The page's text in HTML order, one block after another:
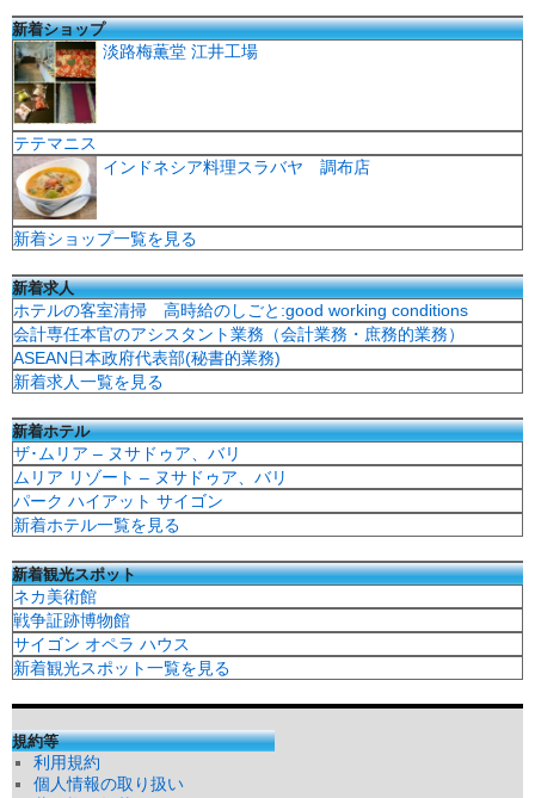
新着ショップ
淡路梅薫堂 江井工場
テテマニス
インドネシア料理スラバヤ 調布店
新着ショップ一覧を見る
新着求人
ホテルの客室清掃 高時給のしごと:good working conditions
会計専任本官のアシスタント業務（会計業務・庶務的業務）
ASEAN日本政府代表部(秘書的業務)
新着求人一覧を見る
新着ホテル
ザ･ムリア – ヌサドゥア、バリ
ムリア リゾート – ヌサドゥア、バリ
パーク ハイアット サイゴン
新着ホテル一覧を見る
新着観光スポット
ネカ美術館
戦争証跡博物館
サイゴン オペラ ハウス
新着観光スポット一覧を見る
規約等
利用規約
個人情報の取り扱い